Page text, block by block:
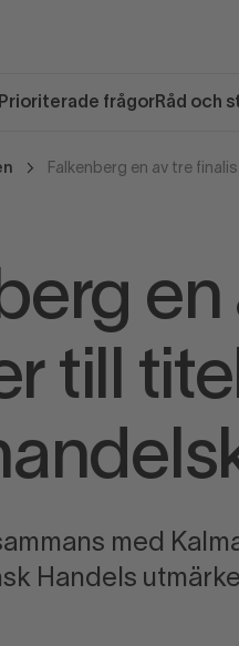
Prioriterade frågor Råd och
en
till
med
Handels